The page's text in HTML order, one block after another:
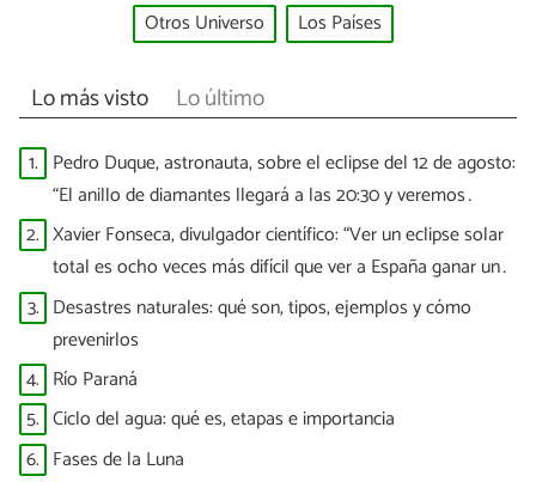
Otros Universo
Los Países
Lo más visto Lo último
1. Pedro Duque, astronauta, sobre el eclipse del 12 de agosto:
“El anillo de diamantes llegará a las 20:30 y veremos
puntitos brillantes”
2. Xavier Fonseca, divulgador científico: “Ver un eclipse solar
total es ocho veces más difícil que ver a España ganar un
Mundial”
3. Desastres naturales: qué son, tipos, ejemplos y cómo
prevenirlos
4. Río Paraná
5. Ciclo del agua: qué es, etapas e importancia
6. Fases de la Luna